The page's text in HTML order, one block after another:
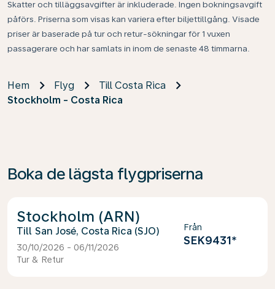
Skatter och tilläggsavgifter är inkluderade. Ingen bokningsavgift
påförs. Priserna som visas kan variera efter biljettillgång. Visade
priser är baserade på tur och retur-sökningar för 1 vuxen
passagerare och har samlats in inom de senaste 48 timmarna.
Hem Flyg
Till Costa Rica
Stockholm - Costa Rica
Boka de lägsta flygpriserna
Stockholm (ARN)
San José, Costa Rica (SJO)
30/10/2026 - 06/11/2026
Tur & Retur
Från
SEK9431*